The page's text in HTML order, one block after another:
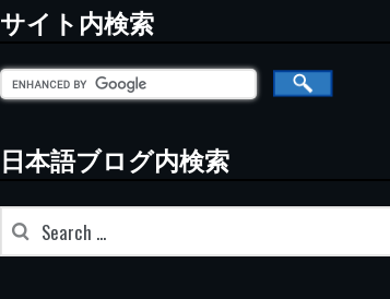
サイト内検索
日本語ブログ内検索